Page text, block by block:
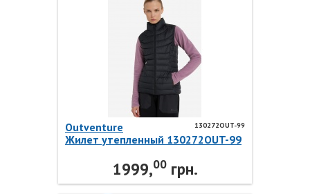
130272OUT-99
Outventure
Жилет утепленный 130272OUT-99
1999,00грн.